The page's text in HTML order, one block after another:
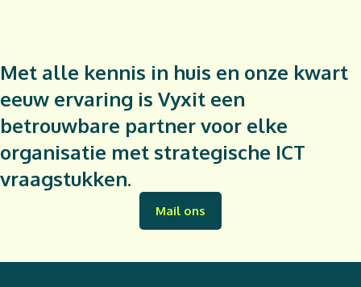
Met alle kennis in huis en onze kwart
eeuw ervaring is Vyxit een
betrouwbare partner voor elke
organisatie met strategische ICT
vraagstukken.
Mail ons